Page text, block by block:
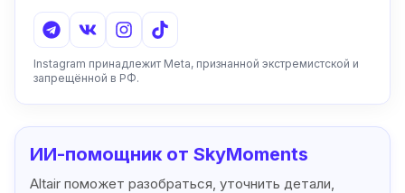
Instagram принадлежит Meta, признанной экстремистской и
запрещённой в РФ.
ИИ-помощник от SkyMoments
Altair поможет разобраться, уточнить детали,